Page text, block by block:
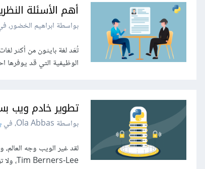
أهم الأسئلة
بواسطة ابراهيم الخضور،
تُعَد لغة بايثون من أكثر
الوظيفية التي قد يوفرها
تطوير خادم ويب
بواسطة Ola Abbas، في
لقد غير الويب وجه العالم،
Tim Berners-Lee، ولا تزال معظم خوادم الويب تتعامل مع أنواع الرسائل نفسها وبذات الطريقة، لذا سنوضح في هذ…